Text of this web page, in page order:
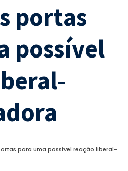
portas
possível
para uma possível reação liberal-